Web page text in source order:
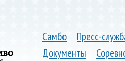
Самбо
Пресс-
Документы